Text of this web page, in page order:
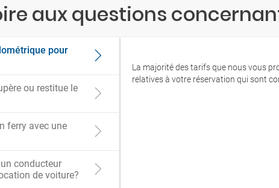
aux questions
pour
ou restitue le
ferry avec une
conducteur
de voiture?
La majorité des tarifs que nous vous
relatives à votre réservation qui sont